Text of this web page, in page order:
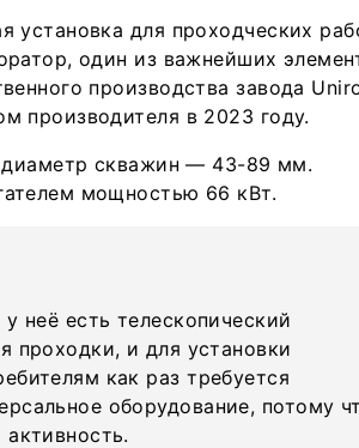
для проходческих
один из важнейших
производства завода
производителя в 2023 году.
диаметр скважин — 43-89 мм.
мощностью 66 кВт.
неё есть телескопический
проходки, и для установки
как раз требуется
оборудование, потому